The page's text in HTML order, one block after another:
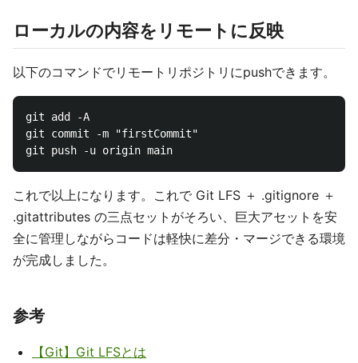
ローカルの内容をリモートに反映
以下のコマンドでリモートリポジトリにpushできます。
git add -A
git commit -m "firstCommit"
これで以上になります。これで Git LFS ＋ .gitignore ＋
.gitattributes の三点セットがそろい、巨大アセットを安
全に管理しながらコードは軽快に差分・マージできる環境
が完成しました。
参考
【Git】Git LFSとは